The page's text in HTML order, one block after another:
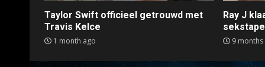
Taylor Swift officieel getrouwd met
Travis Kelce
1 month ago
Ray J
sekstape
9 months